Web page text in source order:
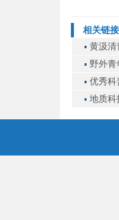
相关链接
▪ 黄汲清
▪ 野外青
▪ 优秀科
▪ 地质科